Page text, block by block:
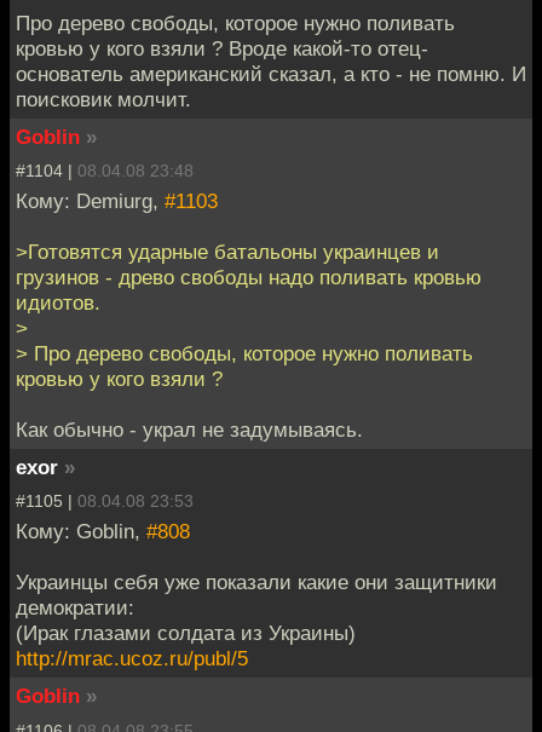
Про дерево свободы, которое нужно поливать
кровью у кого взяли ? Вроде какой-то отец-
основатель американский сказал, а кто - не помню. И
поисковик молчит.
Goblin »
#1104 | 08.04.08 23:48
Кому: Demiurg, #1103
>Готовятся ударные батальоны украинцев и
грузинов - древо свободы надо поливать кровью
идиотов.
>
> Про дерево свободы, которое нужно поливать
кровью у кого взяли ?
Как обычно - украл не задумываясь.
exor »
#1105 | 08.04.08 23:53
Кому: Goblin, #808
Украинцы себя уже показали какие они защитники
демократии:
(Ирак глазами солдата из Украины)
http://mrac.ucoz.ru/publ/5
Goblin »